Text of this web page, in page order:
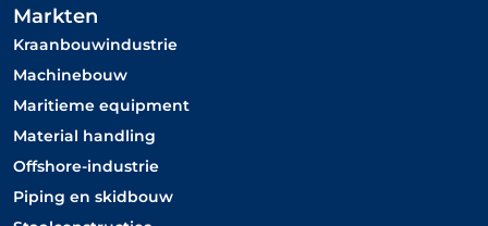
Markten
Kraanbouwindustrie
Machinebouw
Maritieme equipment
Material handling
Offshore-industrie
Piping en skidbouw